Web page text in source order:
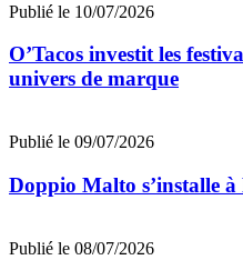
Publié le 10/07/2026
O’Tacos investit les
univers de marque
Publié le 09/07/2026
Doppio Malto s’installe
Publié le 08/07/2026